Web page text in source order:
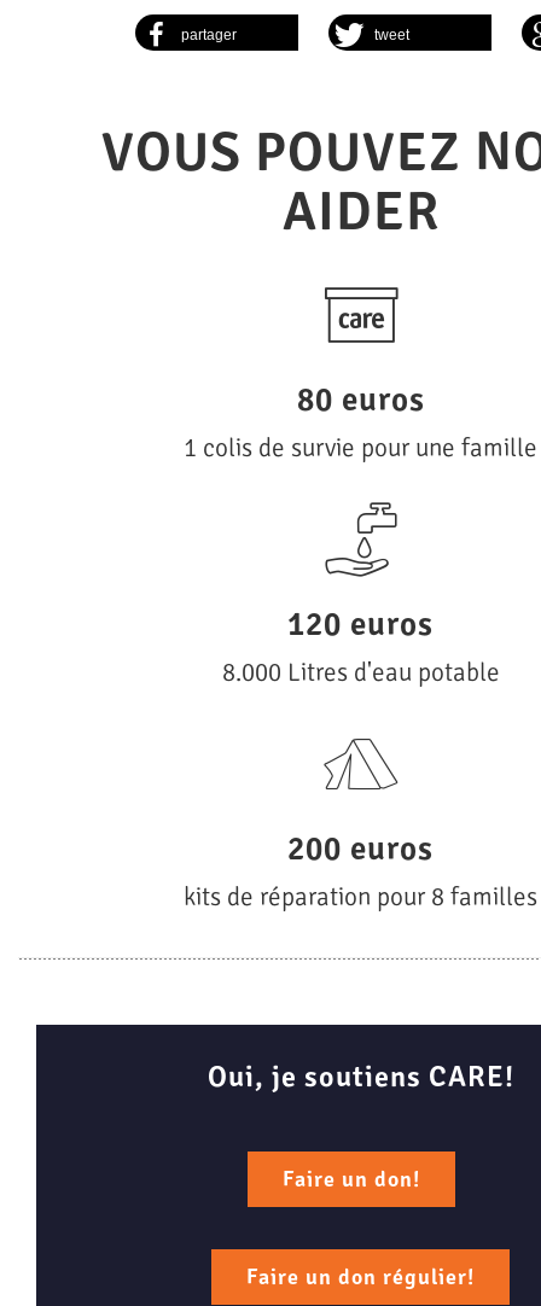
tweet
partager
VOUS POUVEZ
AIDER
80 euros
1 colis de survie pour une famille
120 euros
8.000 Litres d'eau potable
200 euros
kits de réparation pour 8 familles
Oui, je soutiens CARE!
Faire un don!
Faire un don régulier!